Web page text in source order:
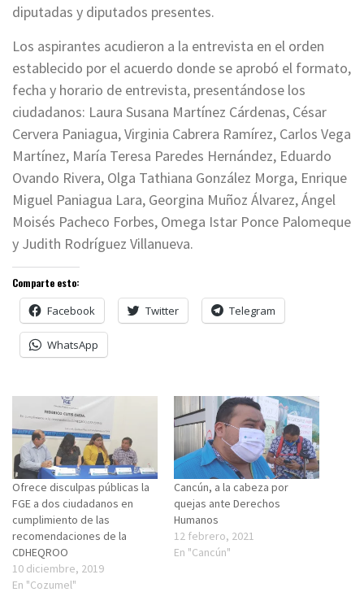
diputadas y diputados presentes.
Los aspirantes acudieron a la entrevista en el orden
establecido por el acuerdo donde se aprobó el formato,
fecha y horario de entrevista, presentándose los
ciudadanos: Laura Susana Martínez Cárdenas, César
Cervera Paniagua, Virginia Cabrera Ramírez, Carlos Vega
Martínez, María Teresa Paredes Hernández, Eduardo
Ovando Rivera, Olga Tathiana González Morga, Enrique
Miguel Paniagua Lara, Georgina Muñoz Álvarez, Ángel
Moisés Pacheco Forbes, Omega Istar Ponce Palomeque
y Judith Rodríguez Villanueva.
Comparte esto:
Facebook Twitter Telegram
WhatsApp
Ofrece disculpas públicas la
FGE a dos ciudadanos en
cumplimiento de las
recomendaciones de la
CDHEQROO
10 diciembre, 2019
En "Cozumel"
Cancún, a la cabeza por
quejas ante Derechos
Humanos
12 febrero, 2021
En "Cancún"